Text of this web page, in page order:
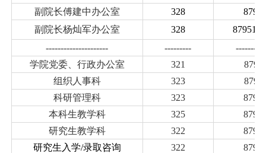
副院长傅建中办公室 328
副院长杨灿军办公室 328
---------------------
---------
学院党委、行政办公室
321
组织人事科
323
科研管理科
323
本科生教学科
325
研究生教学科
322
研究生入学/录取咨询 322